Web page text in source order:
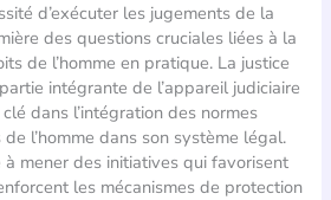
d’exécuter les jugements de la
des questions cruciales liées à la
de l’homme en pratique. La justice
intégrante de l’appareil judiciaire
dans l’intégration des normes
l’homme dans son système légal.
à mener des initiatives qui favorisent
les mécanismes de protection